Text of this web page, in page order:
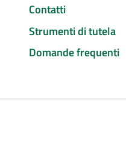
Contatti
Strumenti di tutela
Domande frequenti